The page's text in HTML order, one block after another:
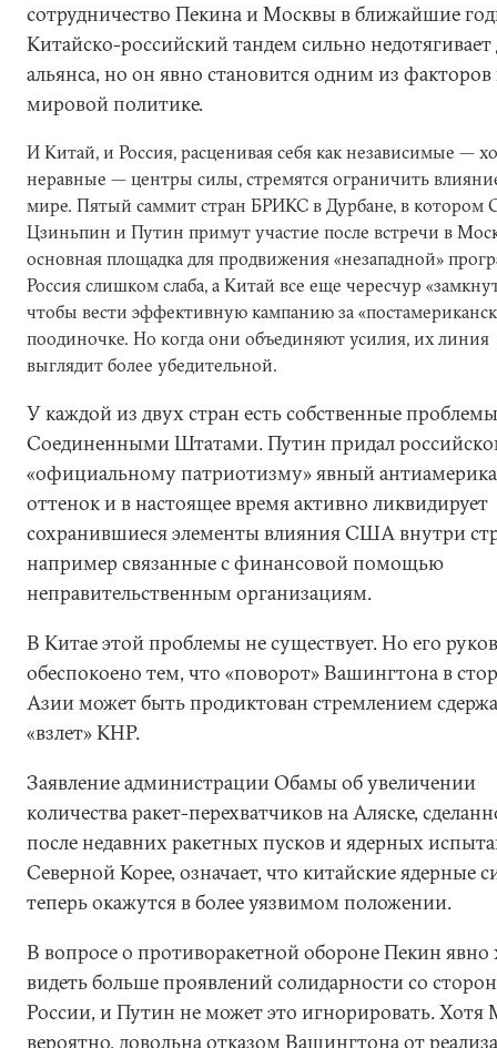
сотрудничество Пекина и Москвы в ближайшие
Китайско-российский тандем сильно недотягивает
альянса, но он явно становится одним из факторов
мировой политике.
И Китай, и Россия, расценивая себя как независимые —
неравные — центры силы, стремятся ограничить
мире. Пятый саммит стран БРИКС в Дурбане, в котором
Цзиньпин и Путин примут участие после встречи в
основная площадка для продвижения «незападной»
Россия слишком слаба, а Китай все еще чересчур
чтобы вести эффективную кампанию за
поодиночке. Но когда они объединяют усилия, их линия
выглядит более убедительной.
У каждой из двух стран есть собственные
Соединенными Штатами. Путин придал
«официальному патриотизму» явный
оттенок и в настоящее время активно ликвидирует
сохранившиеся элементы влияния США внутри
например связанные с финансовой помощью
неправительственным организациям.
В Китае этой проблемы не существует. Но его
обеспокоено тем, что «поворот» Вашингтона в
Азии может быть продиктован стремлением
«взлет» КНР.
Заявление администрации Обамы об увеличении
количества ракет-перехватчиков на Аляске,
после недавних ракетных пусков и ядерных
Северной Корее, означает, что китайские ядерные
теперь окажутся в более уязвимом положении.
В вопросе о противоракетной обороне Пекин явно
видеть больше проявлений солидарности со
России, и Путин не может это игнорировать. Хотя
вероятно, довольна отказом Вашингтона от